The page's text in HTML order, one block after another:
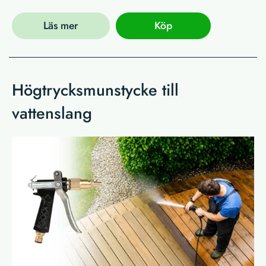
Läs mer Köp
Högtrycksmunstycke till
vattenslang